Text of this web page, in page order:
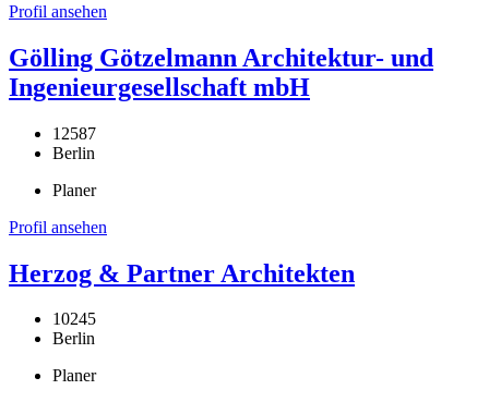
Profil ansehen
Gölling Götzelmann Architektur- und
Ingenieurgesellschaft mbH
12587
Berlin
Planer
Profil ansehen
Herzog & Partner Architekten
10245
Berlin
Planer